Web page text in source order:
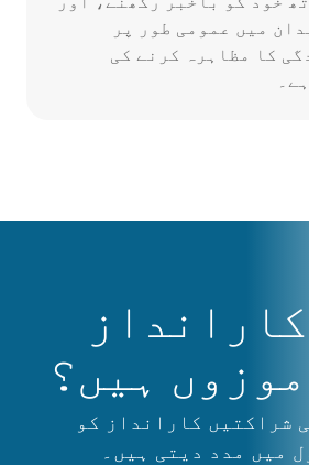
میں عمومی طور پر
کا مظاہرہ کرنے کی
ہیں؟
شراکتیں کارانداز کو
میں مدد دیتی ہیں۔